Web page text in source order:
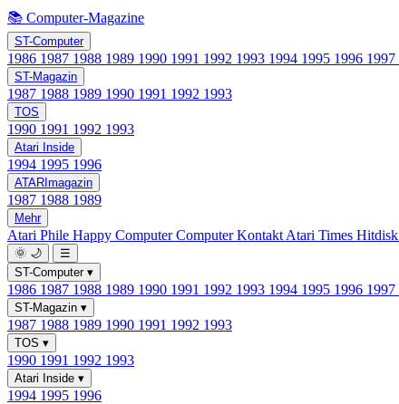
📚 Computer-Magazine
ST-Computer
1986 1987 1988 1989 1990 1991 1992 1993 1994 1995 1996 1997
ST-Magazin
1987 1988 1989 1990 1991 1992 1993
TOS
1990 1991 1992 1993
Atari Inside
1994 1995 1996
ATARImagazin
1987 1988 1989
Mehr
Atari Phile Happy ComputerComputer Kontakt Atari Times Hitdisk
🌞 🌙
☰
ST-Computer ▾
1986 1987 1988 1989 1990 1991 1992 1993 1994 1995 1996 1997
ST-Magazin ▾
1987 1988 1989 1990 1991 1992 1993
TOS ▾
1990 1991 1992 1993
Atari Inside ▾
1994 1995 1996